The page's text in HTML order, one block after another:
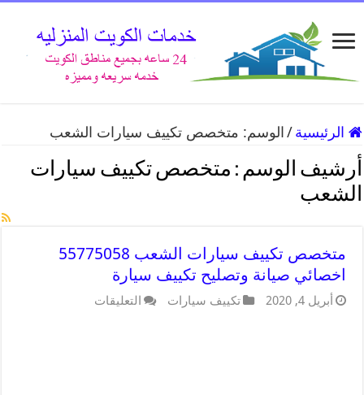
الرئيسية / الوسم: متخصص تكييف سيارات الشعب
أرشيف الوسم : متخصص تكييف سيارات
الشعب
متخصص تكييف سيارات الشعب 55775058
اخصائي صيانة وتصليح تكييف سيارة
أبريل 4, 2020 تكييف سيارات التعليقات